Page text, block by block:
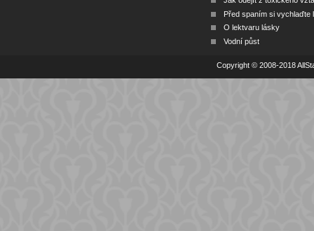
Před spaním si vychlaďte
O lektvaru lásky
Vodní půst
Copyright © 2008-2018